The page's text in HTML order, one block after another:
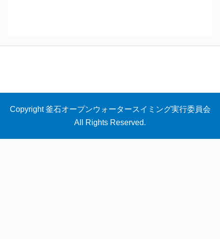
Copyright 釜石オープンウォータースイミング実行委員会
All Rights Reserved.